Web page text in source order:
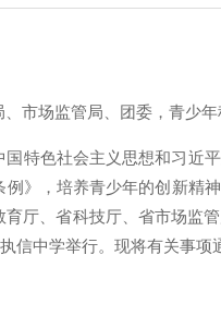
市场监管局、团委，青少
特色社会主义思想和习近
》，培养青少年的创新精
厅、省科技厅、省市场监
信中学举行。现将有关事项